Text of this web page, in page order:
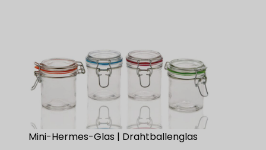
Mini-Hermes-Glas | Drahtballenglas